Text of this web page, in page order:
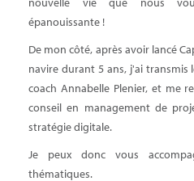
épanouissante !
De mon côté, après avoir lancé
navire durant 5 ans, j'ai
coach Annabelle Plenier, et me
conseil en management de
stratégie digitale.
Je peux donc vous
thématiques.